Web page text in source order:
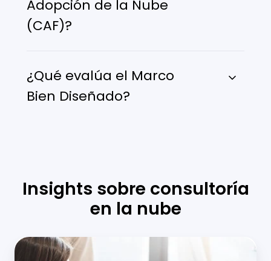
Adopción de la Nube
(CAF)?
¿Qué evalúa el Marco
Bien Diseñado?
Insights sobre consultoría
en la nube
Usos